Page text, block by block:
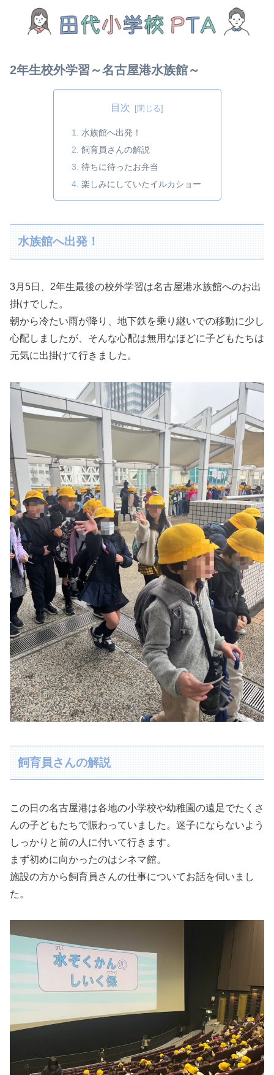
2年生校外学習～名古屋港水族館～
目次
水族館へ出発！
飼育員さんの解説
待ちに待ったお弁当
楽しみにしていたイルカショー
水族館へ出発！
3月5日、2年生最後の校外学習は名古屋港水族館へのお出
掛けでした。
朝から冷たい雨が降り、地下鉄を乗り継いでの移動に少し
心配しましたが、そんな心配は無用なほどに子どもたちは
元気に出掛けて行きました。
飼育員さんの解説
この日の名古屋港は各地の小学校や幼稚園の遠足でたくさ
んの子どもたちで賑わっていました。迷子にならないよう
しっかりと前の人に付いて行きます。
まず初めに向かったのはシネマ館。
施設の方から飼育員さんの仕事についてお話を伺いまし
た。